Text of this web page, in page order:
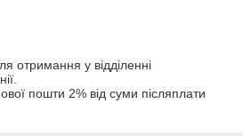
отримання у відділенні
пошти 2% від суми післяплати